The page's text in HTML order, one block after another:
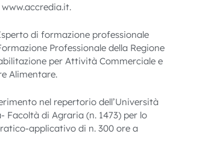
di formazione professionale
Professionale della Regione
per Attività Commerciale e
Alimentare.
nel repertorio dell’Università
Facoltà di Agraria (n. 1473) per lo
applicativo di n. 300 ore a